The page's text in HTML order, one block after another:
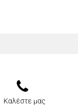
Καλέστε μας